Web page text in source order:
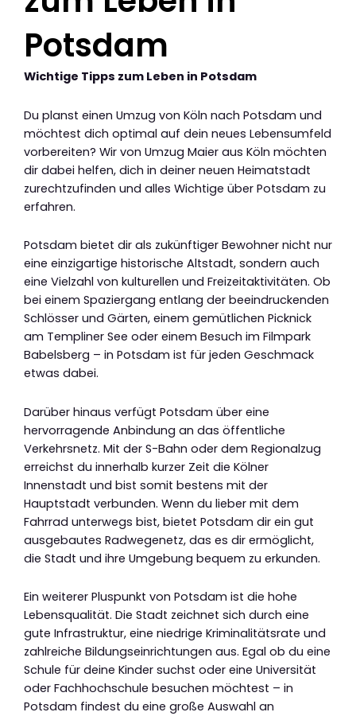
Potsdam
Wichtige Tipps zum Leben in Potsdam
Du planst einen Umzug von Köln nach Potsdam und
möchtest dich optimal auf dein neues Lebensumfeld
vorbereiten? Wir von Umzug Maier aus Köln möchten
dir dabei helfen, dich in deiner neuen Heimatstadt
zurechtzufinden und alles Wichtige über Potsdam zu
erfahren.
Potsdam bietet dir als zukünftiger Bewohner nicht nur
eine einzigartige historische Altstadt, sondern auch
eine Vielzahl von kulturellen und Freizeitaktivitäten. Ob
bei einem Spaziergang entlang der beeindruckenden
Schlösser und Gärten, einem gemütlichen Picknick
am Templiner See oder einem Besuch im Filmpark
Babelsberg – in Potsdam ist für jeden Geschmack
etwas dabei.
Darüber hinaus verfügt Potsdam über eine
hervorragende Anbindung an das öffentliche
Verkehrsnetz. Mit der S-Bahn oder dem Regionalzug
erreichst du innerhalb kurzer Zeit die Kölner
Innenstadt und bist somit bestens mit der
Hauptstadt verbunden. Wenn du lieber mit dem
Fahrrad unterwegs bist, bietet Potsdam dir ein gut
ausgebautes Radwegenetz, das es dir ermöglicht,
die Stadt und ihre Umgebung bequem zu erkunden.
Ein weiterer Pluspunkt von Potsdam ist die hohe
Lebensqualität. Die Stadt zeichnet sich durch eine
gute Infrastruktur, eine niedrige Kriminalitätsrate und
zahlreiche Bildungseinrichtungen aus. Egal ob du eine
Schule für deine Kinder suchst oder eine Universität
oder Fachhochschule besuchen möchtest – in
Potsdam findest du eine große Auswahl an